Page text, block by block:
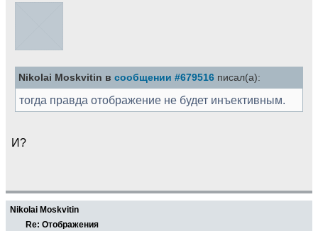
Nikolai Moskvitin в сообщении #679516 писал(а):
тогда правда отображение не будет инъективным.
И?
Nikolai Moskvitin
Re: Отображения